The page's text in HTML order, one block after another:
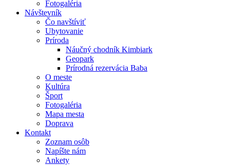
Fotogaléria
Návštevník
Čo navštíviť
Ubytovanie
Príroda
Náučný chodník Kimbiark
Geopark
Prírodná rezervácia Baba
O meste
Kultúra
Šport
Fotogaléria
Mapa mesta
Doprava
Kontakt
Zoznam osôb
Napíšte nám
Ankety